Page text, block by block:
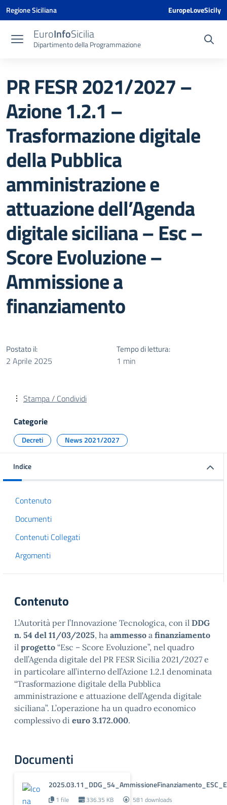
Vai ai contenuti
Vai al menu di navigazione
Vai al footer
Vai al banner delle Cookie Policy
Regione Siciliana EuropeLoveSicily
EuroInfoSicilia
Dipartimento della Programmazione
PR FESR 2021/2027 –
Azione 1.2.1 –
Trasformazione digitale
della Pubblica
amministrazione e
attuazione dell’Agenda
digitale siciliana – Esc –
Score Evoluzione –
Ammissione a
finanziamento
Postato il:
2 Aprile 2025
Tempo di lettura:
1 min
Stampa / Condividi
Categorie
Decreti News 2021/2027
Indice
Contenuto
Documenti
Contenuti Collegati
Argomenti
Contenuto
L’Autorità per l’Innovazione Tecnologica, con il DDG
n. 54 del 11/03/2025, ha ammesso a finanziamento
il progetto “Esc – Score Evoluzione”, nel quadro
dell’Agenda digitale del PR FESR Sicilia 2021/2027 e
in particolare all’interno dell’Azione 1.2.1 denominata
“Trasformazione digitale della Pubblica
amministrazione e attuazione dell’Agenda digitale
siciliana”. L’operazione ha un quadro economico
complessivo di euro 3.172.000.
Documenti
1 file 336.35 KB 581 downloads